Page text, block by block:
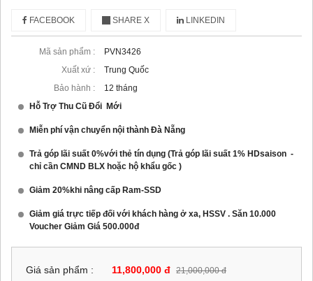
FACEBOOK SHARE X LINKEDIN
Mã sản phẩm :
PVN3426
Xuất xứ :
Trung Quốc
Bảo hành :
12 tháng
Hỗ Trợ Thu Cũ Đổi Mới
Miễn phí vận chuyển nội thành Đà Nẵng
Trả góp lãi suất 0%với thẻ tín dụng (Trả góp lãi suất 1% HDsaison -
chỉ cần CMND BLX hoặc hộ khẩu gốc )
Giảm 20%khi nâng cấp Ram-SSD
Giảm giá trực tiếp đối với khách hàng ở xa, HSSV . Săn 10.000
Voucher Giảm Giá 500.000đ
Giá sản phẩm : 11,800,000 đ 21,000,000 đ